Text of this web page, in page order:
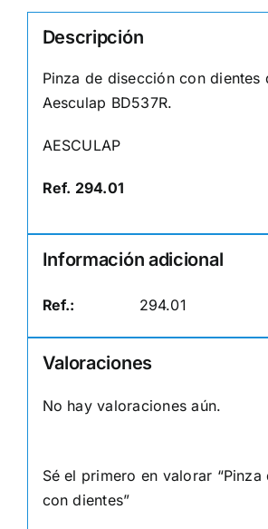
Descripción
Pinza de disección con dientes
Aesculap BD537R.
AESCULAP
Ref. 294.01
Información adicional
Ref.: 294.01
Valoraciones
No hay valoraciones aún.
Sé el primero en valorar “Pinza
con dientes”